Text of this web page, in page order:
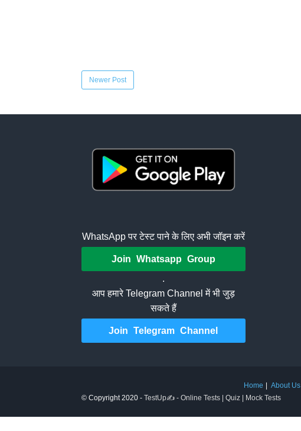
Newer Post
WhatsApp पर टेस्ट पाने के लिए अभी जॉइन करें
Join Whatsapp Group
.
आप हमारे Telegram Channel में भी जुड़
सकते हैं
Join Telegram Channel
Home About Us
© Copyright 2020 - TestUp✍️ - Online Tests | Quiz | Mock Tests